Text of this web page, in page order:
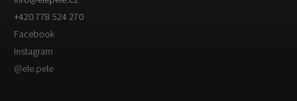
+420 778 524 270
Facebook
Instagram
@ele.pele